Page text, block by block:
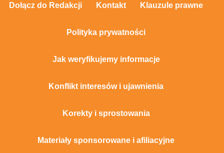
Dołącz do Redakcji Kontakt Klauzule prawne
Polityka prywatności
Jak weryfikujemy informacje
Konflikt interesów i ujawnienia
Korekty i sprostowania
Materiały sponsorowane i afiliacyjne